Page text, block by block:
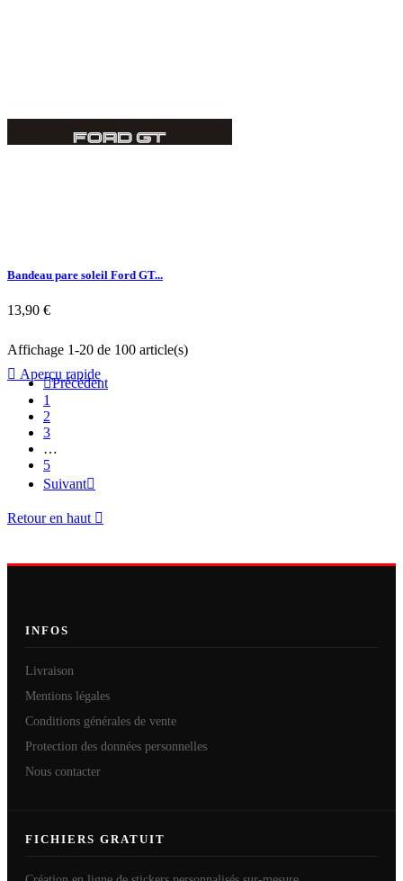
Bandeau pare soleil Ford GT...
13,90 €
 Aperçu rapide
Affichage 1-20 de 100 article(s)
Précédent
1
2
3
…
5
Suivant
Retour en haut 
INFOS
Livraison
Mentions légales
Conditions générales de vente
Protection des données personnelles
Nous contacter
FICHIERS GRATUIT